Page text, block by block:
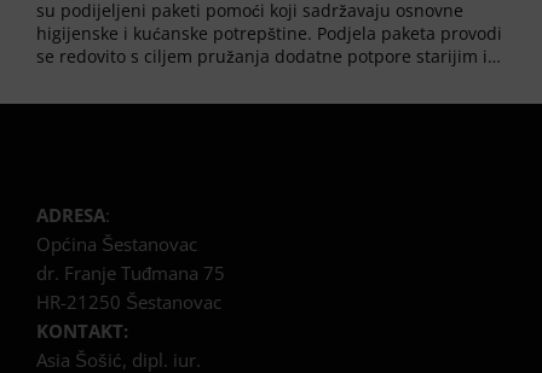
su podijeljeni paketi pomoći koji sadržavaju osnovne
higijenske i kućanske potrepštine. Podjela paketa provodi
se redovito s ciljem pružanja dodatne potpore starijim i…
ADRESA:
Općina Šestanovac
dr. Franje Tuđmana 75
HR-21250 Šestanovac
KONTAKT:
Asia Šošić, dipl. iur.